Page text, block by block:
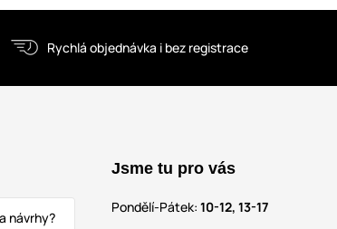
Rychlá objednávka i bez registrace
návrhy?
Jsme tu pro vás
Pondělí-Pátek:10-12, 13-17